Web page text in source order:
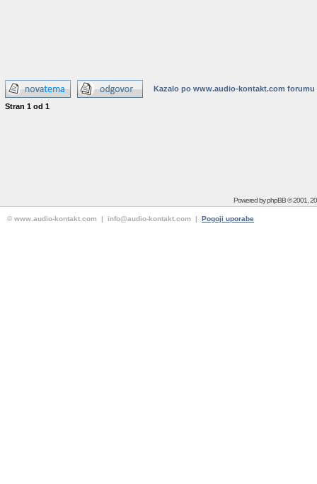
Kazalo po www.audio-kontakt.com forumu
Stran 1 od 1
Powered byphpBB© 2001,
© www.audio-kontakt.com | info@audio-kontakt.com | Pogoji uporabe